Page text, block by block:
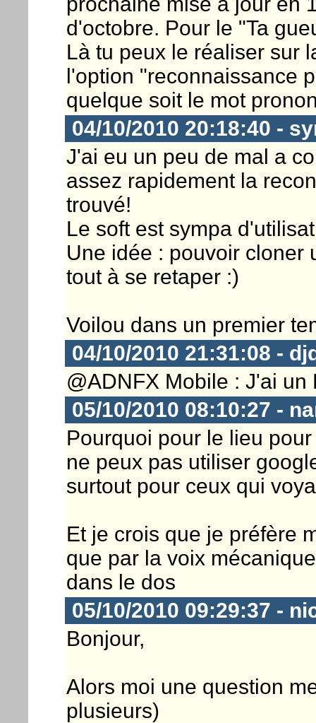
d'octobre. Pour le "Ta
Là tu peux le réaliser sur
l'option "reconnaissance
quelque soit le mot
04/10/2010 20:18:40 -
J'ai eu un peu de mal a
assez rapidement la
trouvé!
Le soft est sympa
Une idée : pouvoir cloner
tout à se retaper :)
Voilou dans un premier
04/10/2010 21:31:08 -
@ADNFX Mobile : J'ai
05/10/2010 08:10:27 -
Pourquoi pour le lieu
ne peux pas utiliser
surtout pour ceux qui
Et je crois que je préfère
que par la voix
dans le dos
05/10/2010 09:29:37 -
Bonjour,
Alors moi une question
plusieurs)